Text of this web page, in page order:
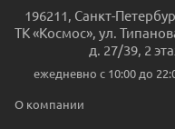
196211 Санкт-
ТК «Космос», ул.
д. 27/39, 2
ежедневно c 10:00 до
О компании